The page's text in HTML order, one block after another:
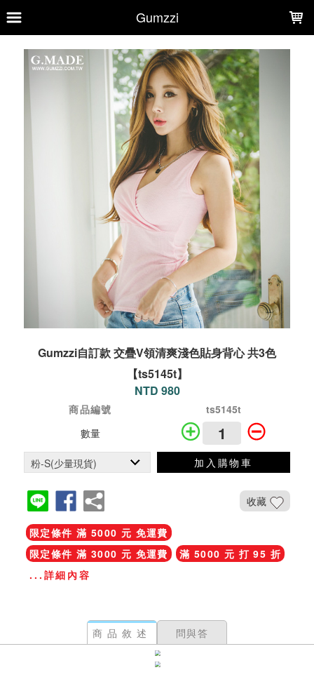
Gumzzi
Gumzzi自訂款 交疊V領清爽淺色貼身背心 共3色
【ts5145t】
NTD 980
商品編號
ts5145t
數量
加入購物車
收藏
限定條件 滿 5000 元 免運費
限定條件 滿 3000 元 免運費
滿 5000 元 打 95 折
...詳細內容
商品敘述 問與答